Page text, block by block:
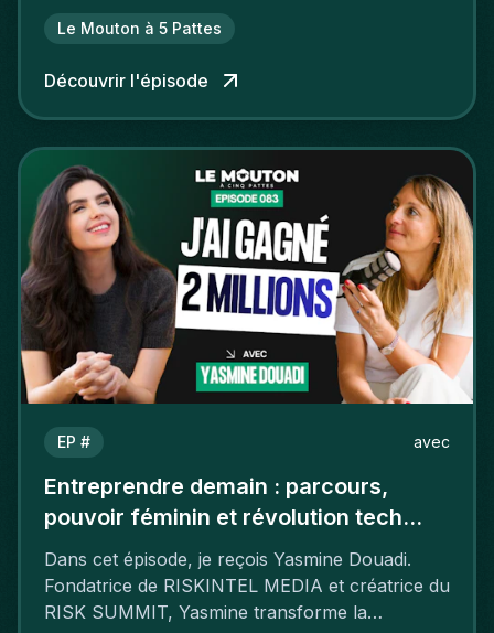
Le Mouton à 5 Pattes
Découvrir l'épisode
EP # avec
Entreprendre demain : parcours,
pouvoir féminin et révolution tech
avec Yasmine Douadi
Dans cet épisode, je reçois Yasmine Douadi.
Fondatrice de RISKINTEL MEDIA et créatrice du
RISK SUMMIT, Yasmine transforme la